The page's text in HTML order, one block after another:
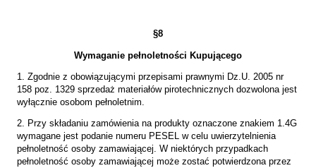
§8
Wymaganie pełnoletności Kupującego
1. Zgodnie z obowiązującymi przepisami prawnymi Dz.U. 2005 nr
158 poz. 1329 sprzedaż materiałów pirotechnicznych dozwolona jest
wyłącznie osobom pełnoletnim.
2. Przy składaniu zamówienia na produkty oznaczone znakiem 1.4G
wymagane jest podanie numeru PESEL w celu uwierzytelnienia
pełnoletność osoby zamawiającej. W niektórych przypadkach
pełnoletność osoby zamawiającej może zostać potwierdzona przez